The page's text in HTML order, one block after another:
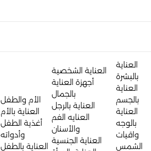
العناية
بالبشرة
العناية
بالجسم
العناية
بالوجه
واقيات
الشمس
العناية الشخصية
أجهزة العناية
بالجمال
العناية بالرجل
العنايه الفم
والأسنان
العناية الجنسية
الأم والطفل
العناية بالأم
أغذية الطفل
وأدواته
العناية بالطفل